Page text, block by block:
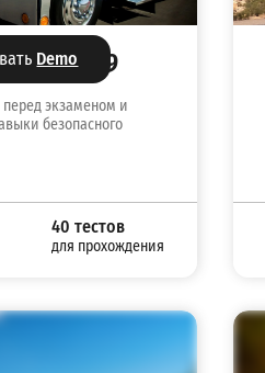
Demo №9
экзаменом и
безопасного
40 тестов
для прохождения